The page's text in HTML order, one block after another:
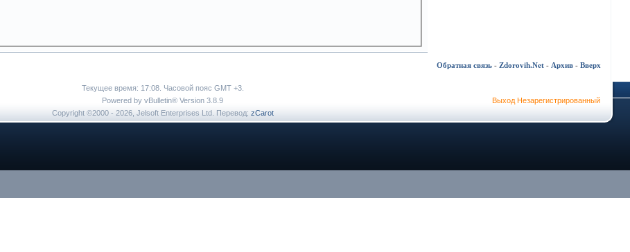
Обратная связь - Zdorovih.Net - Архив - Вверх
Текущее время: 17:08. Часовой пояс GMT +3.
Powered by vBulletin® Version 3.8.9
Copyright ©2000 - 2026, Jelsoft Enterprises Ltd. Перевод: zCarot
Выход Незарегистрированный